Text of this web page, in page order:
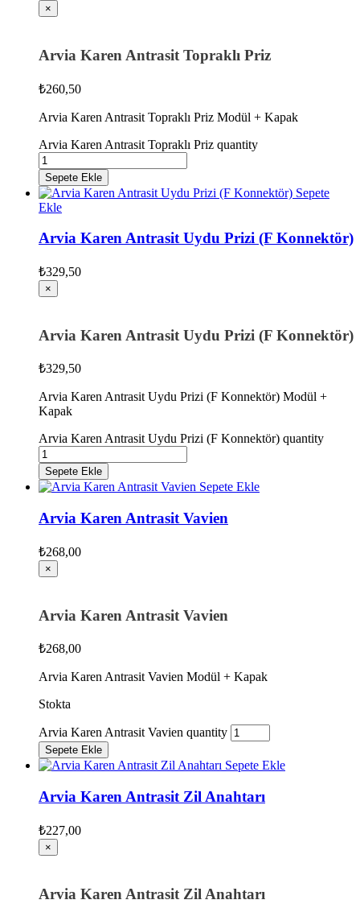
×
Arvia Karen Antrasit Topraklı Priz
₺260,50
Arvia Karen Antrasit Topraklı Priz Modül + Kapak
Arvia Karen Antrasit Topraklı Priz quantity
Sepete Ekle
Sepete
Ekle
Arvia Karen Antrasit Uydu Prizi (F Konnektör)
₺329,50
×
Arvia Karen Antrasit Uydu Prizi (F Konnektör)
₺329,50
Arvia Karen Antrasit Uydu Prizi (F Konnektör) Modül +
Kapak
Arvia Karen Antrasit Uydu Prizi (F Konnektör) quantity
Sepete Ekle
Sepete Ekle
Arvia Karen Antrasit Vavien
₺268,00
×
Arvia Karen Antrasit Vavien
₺268,00
Arvia Karen Antrasit Vavien Modül + Kapak
Stokta
Arvia Karen Antrasit Vavien quantity
Sepete Ekle
Sepete Ekle
Arvia Karen Antrasit Zil Anahtarı
₺227,00
×
Arvia Karen Antrasit Zil Anahtarı